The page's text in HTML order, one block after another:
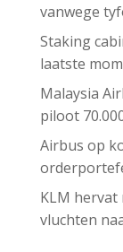
vanwege
Staking
laatste
Malaysia
piloot
Airbus op
KLM
vluchten